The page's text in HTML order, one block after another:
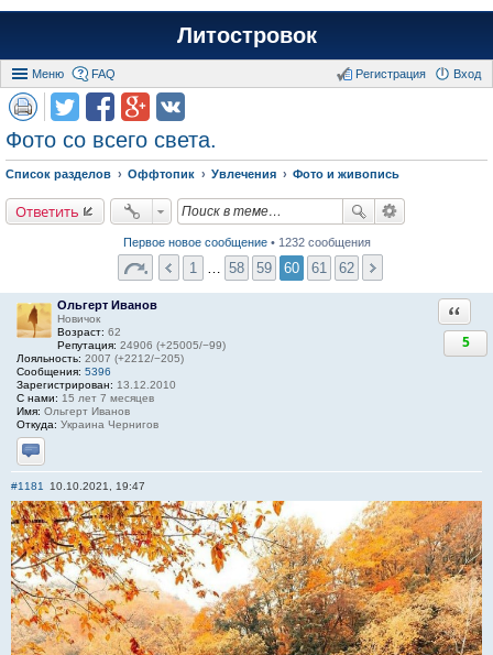
Литостровок
Меню FAQ Вход
Регистрация
Фото со всего света.
Список разделов Оффтопик Увлечения Фото и живопись
Ответить
Первое новое сообщение• 1232 сообщения
1 58 59 60 61 62
Ольгерт Иванов
Новичок
Возраст: 62
Репутация: 24906 (+25005/−99)
Лояльность: 2007 (+2212/−205)
Сообщения: 5396
Зарегистрирован: 13.12.2010
С нами: 15 лет 7 месяцев
Имя: Ольгерт Иванов
Откуда: Украина Чернигов
Отправить личное сообщение
5
#1181 10.10.2021, 19:47